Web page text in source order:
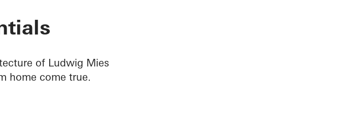
of Ludwig Mies
home come true.